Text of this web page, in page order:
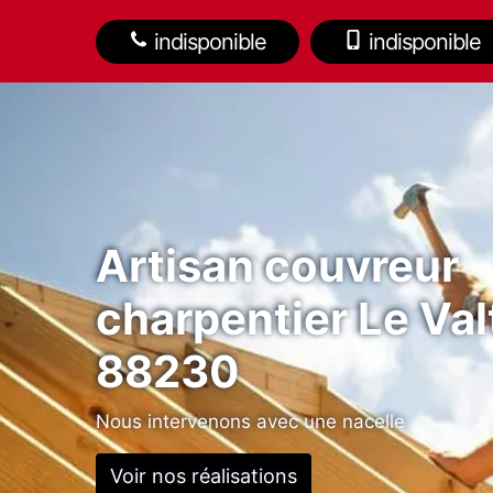
indisponible indisponible
Artisan couvreur
charpentier Le
88230
Nous intervenons avec une nacelle
Voir nos réalisations